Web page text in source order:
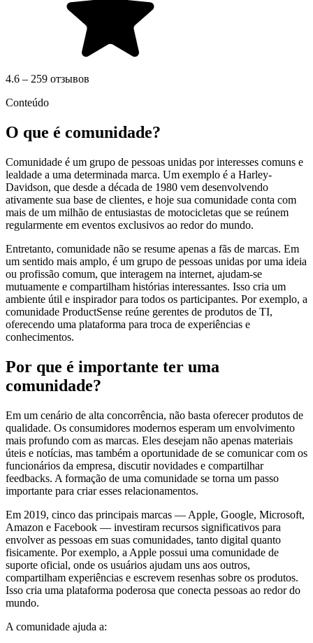
4.6 – 259 отзывов
Conteúdo
O que é comunidade?
Comunidade é um grupo de pessoas unidas por interesses comuns e
lealdade a uma determinada marca. Um exemplo é a Harley-
Davidson, que desde a década de 1980 vem desenvolvendo
ativamente sua base de clientes, e hoje sua comunidade conta com
mais de um milhão de entusiastas de motocicletas que se reúnem
regularmente em eventos exclusivos ao redor do mundo.
Entretanto, comunidade não se resume apenas a fãs de marcas. Em
um sentido mais amplo, é um grupo de pessoas unidas por uma ideia
ou profissão comum, que interagem na internet, ajudam-se
mutuamente e compartilham histórias interessantes. Isso cria um
ambiente útil e inspirador para todos os participantes. Por exemplo, a
comunidade ProductSense reúne gerentes de produtos de TI,
oferecendo uma plataforma para troca de experiências e
conhecimentos.
Por que é importante ter uma
comunidade?
Em um cenário de alta concorrência, não basta oferecer produtos de
qualidade. Os consumidores modernos esperam um envolvimento
mais profundo com as marcas. Eles desejam não apenas materiais
úteis e notícias, mas também a oportunidade de se comunicar com os
funcionários da empresa, discutir novidades e compartilhar
feedbacks. A formação de uma comunidade se torna um passo
importante para criar esses relacionamentos.
Em 2019, cinco das principais marcas — Apple, Google, Microsoft,
Amazon e Facebook — investiram recursos significativos para
envolver as pessoas em suas comunidades, tanto digital quanto
fisicamente. Por exemplo, a Apple possui uma comunidade de
suporte oficial, onde os usuários ajudam uns aos outros,
compartilham experiências e escrevem resenhas sobre os produtos.
Isso cria uma plataforma poderosa que conecta pessoas ao redor do
mundo.
A comunidade ajuda a: